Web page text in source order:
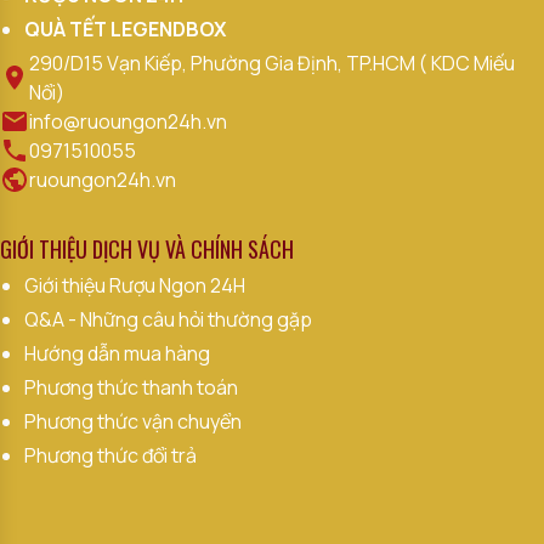
Phương Pháp Sản Xuất Sparkling
Phương Pháp Truyền Thống
Lên men lần 2 ngay trong chai thủy tinh.
Tốn thời gian, kỹ thuật phức tạp, tạo bọt mịn, dai,
đẳng cấp.
Áp dụng cho:Champagne
Sparkling Burgundy…
Phương Pháp Charmat
QUÀ TẾT LEGENDBOX
290/D15 Vạn Kiếp, Phường Gia Định, TP.HCM ( KDC Miếu
Nổi)
info@ruoungon24h.vn
0971510055
ruoungon24h.vn
GIỚI THIỆU DỊCH VỤ VÀ CHÍNH SÁCH
Giới thiệu Rượu Ngon 24H
Q&A - Những câu hỏi thường gặp
Hướng dẫn mua hàng
Phương thức thanh toán
Phương thức vận chuyển
Phương thức đổi trả